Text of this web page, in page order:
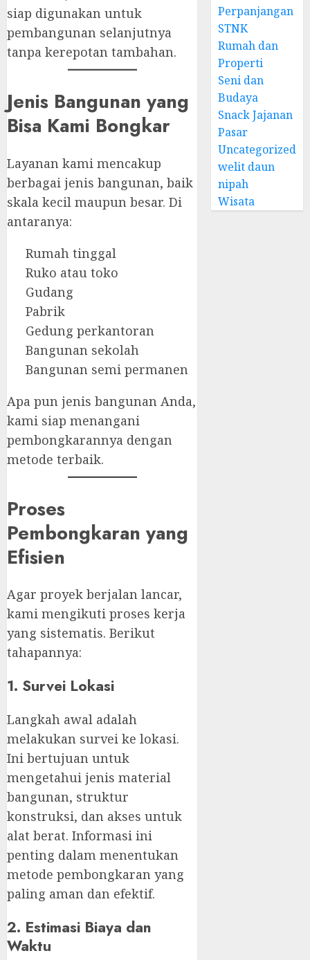
siap digunakan untuk
pembangunan selanjutnya
tanpa kerepotan tambahan.
Jenis Bangunan yang
Bisa Kami Bongkar
Layanan kami mencakup
berbagai jenis bangunan, baik
skala kecil maupun besar. Di
antaranya:
Rumah tinggal
Ruko atau toko
Gudang
Pabrik
Gedung perkantoran
Bangunan sekolah
Bangunan semi permanen
Apa pun jenis bangunan Anda,
kami siap menangani
pembongkarannya dengan
metode terbaik.
Proses
Pembongkaran yang
Efisien
Agar proyek berjalan lancar,
kami mengikuti proses kerja
yang sistematis. Berikut
tahapannya:
1. Survei Lokasi
Langkah awal adalah
melakukan survei ke lokasi.
Ini bertujuan untuk
mengetahui jenis material
bangunan, struktur
konstruksi, dan akses untuk
alat berat. Informasi ini
penting dalam menentukan
metode pembongkaran yang
paling aman dan efektif.
2. Estimasi Biaya dan
Waktu
Perpanjangan
STNK
Rumah dan
Properti
Seni dan
Budaya
Snack Jajanan
Pasar
Uncategorized
welit daun
nipah
Wisata